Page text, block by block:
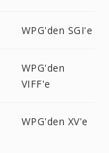
WPG'den SGI'e
WPG'den
VIFF'e
WPG'den XV'e